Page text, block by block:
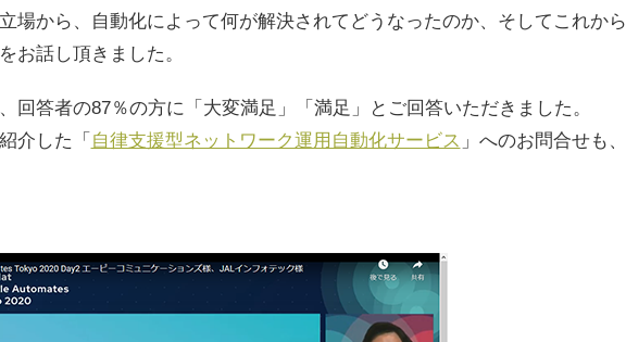
場から、自動化によって何が解決されてどうなったのか、そしてこれから
お話し頂きました。
回答者の87％の方に「大変満足」「満足」とご回答いただきました。
介した「 自律支援型ネットワーク運用自動化サービス 」へのお問合せも、